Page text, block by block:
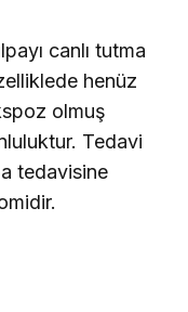
canlı tutma
henüz
olmuş
Tedavi
tedavisine